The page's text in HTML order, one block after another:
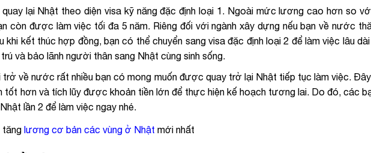
lại Nhật theo diện visa kỹ năng đặc định loại 1. Ngoài mức lương cao hơn so
còn được làm việc tối đa 5 năm. Riêng đối với ngành xây dựng nếu bạn về nước
khi kết thúc hợp đồng, bạn có thể chuyển sang visa đặc định loại 2 để làm việc lâu
và bảo lãnh người thân sang Nhật cùng sinh sống.
trở về nước rất nhiều bạn có mong muốn được quay trở lại Nhật tiếp tục làm việc.
tốt hơn và tích lũy được khoản tiền lớn để thực hiện kế hoạch tương lai. Do đó, các
lần 2 để làm việc ngay nhé.
tăng lương cơ bản các vùng ở Nhật mới nhất